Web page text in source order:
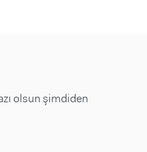
olsun şimdiden